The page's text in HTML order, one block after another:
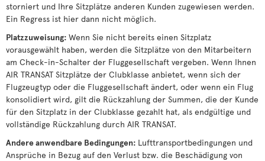
storniert und Ihre Sitzplätze anderen Kunden zugewiesen werden.
Ein Regress ist hier dann nicht möglich.
Platzzuweisung: Wenn Sie nicht bereits einen Sitzplatz
vorausgewählt haben, werden die Sitzplätze von den Mitarbeitern
am Check-in-Schalter der Fluggesellschaft vergeben. Wenn Ihnen
AIR TRANSAT Sitzplätze der Clubklasse anbietet, wenn sich der
Flugzeugtyp oder die Fluggesellschaft ändert, oder wenn ein Flug
konsolidiert wird, gilt die Rückzahlung der Summen, die der Kunde
für den Sitzplatz in der Clubklasse gezahlt hat, als endgültige und
vollständige Rückzahlung durch AIR TRANSAT.
Andere anwendbare Bedingungen: Lufttransportbedingungen und
Ansprüche in Bezug auf den Verlust bzw. die Beschädigung von